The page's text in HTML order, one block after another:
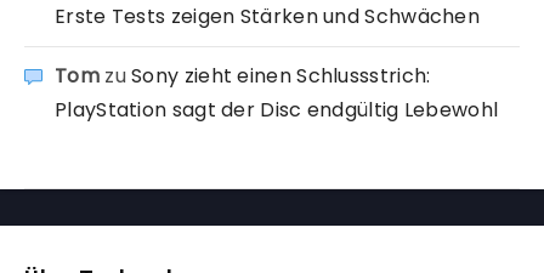
Erste Tests zeigen Stärken und Schwächen
TomzuSony zieht einen Schlussstrich:
PlayStation sagt der Disc endgültig Lebewohl